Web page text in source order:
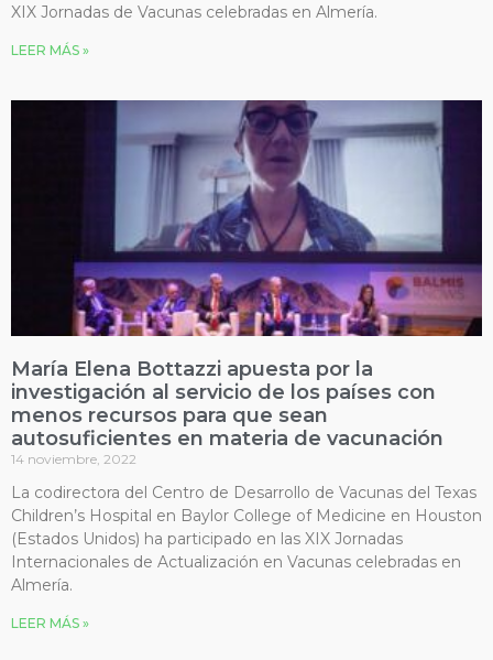
XIX Jornadas de Vacunas celebradas en Almería.
LEER MÁS »
María Elena Bottazzi apuesta por la
investigación al servicio de los países con
menos recursos para que sean
autosuficientes en materia de vacunación
14 noviembre, 2022
La codirectora del Centro de Desarrollo de Vacunas del Texas
Children’s Hospital en Baylor College of Medicine en Houston
(Estados Unidos) ha participado en las XIX Jornadas
Internacionales de Actualización en Vacunas celebradas en
Almería.
LEER MÁS »